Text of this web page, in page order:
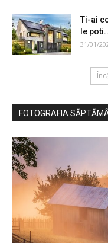
Ti-ai
le
31/01/
FOTOGRAFIA